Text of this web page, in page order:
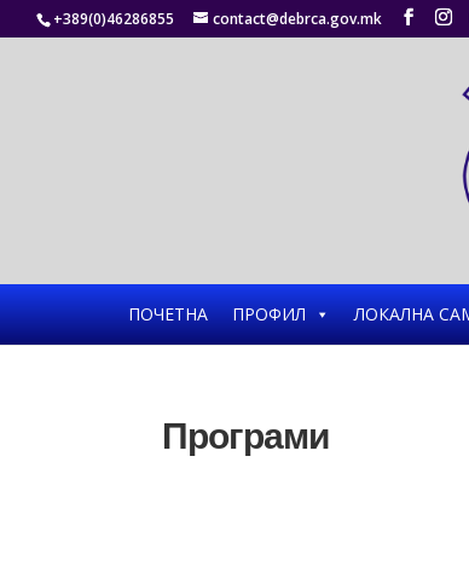
+389(0)46286855 contact@debrca.gov.mk
ПОЧЕТНА ПРОФИЛ ЛОКАЛНА
Програми